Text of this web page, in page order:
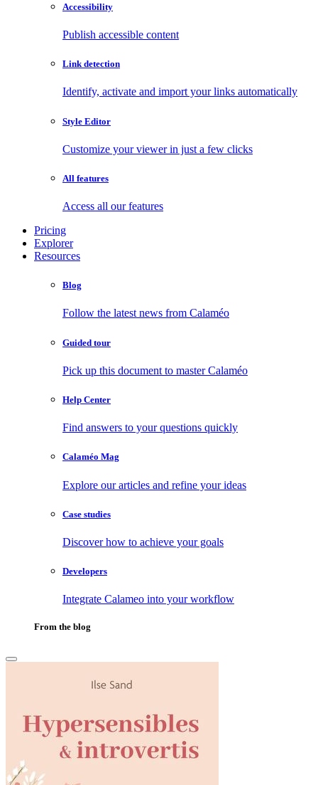
Accessibility
Publish accessible content
Link detection
Identify, activate and import your links automatically
Style Editor
Customize your viewer in just a few clicks
All features
Access all our features
Pricing
Explorer
Resources
Blog
Follow the latest news from Calaméo
Guided tour
Pick up this document to master Calaméo
Help Center
Find answers to your questions quickly
Calaméo Mag
Explore our articles and refine your ideas
Case studies
Discover how to achieve your goals
Developers
Integrate Calameo into your workflow
From the blog